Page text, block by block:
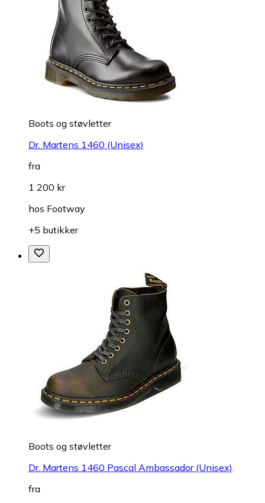
Boots og støvletter
Dr. Martens 1460 (Unisex)
fra
1 200 kr
hos Footway
+5 butikker
Boots og støvletter
Dr. Martens 1460 Pascal Ambassador (Unisex)
fra